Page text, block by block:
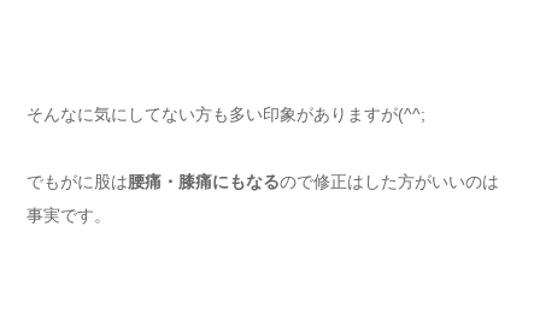
そんなに気にしてない方も多い印象がありますが(^^;
でもがに股は腰痛・膝痛にもなるので修正はした方がいいのは
事実です。